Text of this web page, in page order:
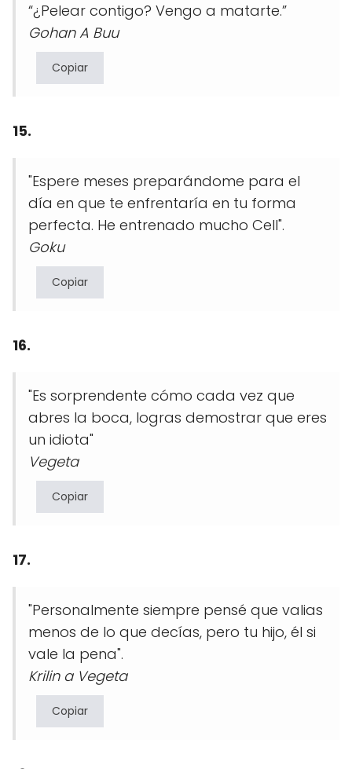
“¿Pelear contigo? Vengo a matarte.”
Gohan A Buu
Copiar
15.
"Espere meses preparándome para el
día en que te enfrentaría en tu forma
perfecta. He entrenado mucho Cell".
Goku
Copiar
16.
"Es sorprendente cómo cada vez que
abres la boca, logras demostrar que eres
un idiota"
Vegeta
Copiar
17.
"Personalmente siempre pensé que valias
menos de lo que decías, pero tu hijo, él si
vale la pena".
Krilin a Vegeta
Copiar